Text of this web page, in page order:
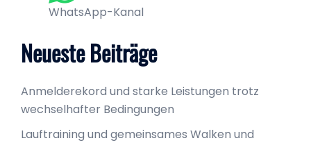
WhatsApp-Kanal
Neueste Beiträge
Anmelderekord und starke Leistungen trotz
wechselhafter Bedingungen
Lauftraining und gemeinsames Walken und